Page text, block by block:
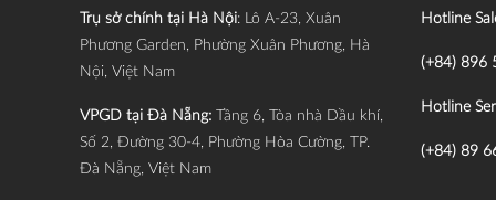
Trụ sở chính tại Hà Nội: Lô A-23, Xuân
Phương Garden, Phường Xuân Phương, Hà
Nội, Việt Nam
VPGD tại Đà Nẵng: Tầng 6, Tòa nhà Dầu khí,
Số 2, Đường 30-4, Phường Hòa Cường, TP.
Đà Nẵng, Việt Nam
Hotline
(+84) 896
Hotline
(+84) 89